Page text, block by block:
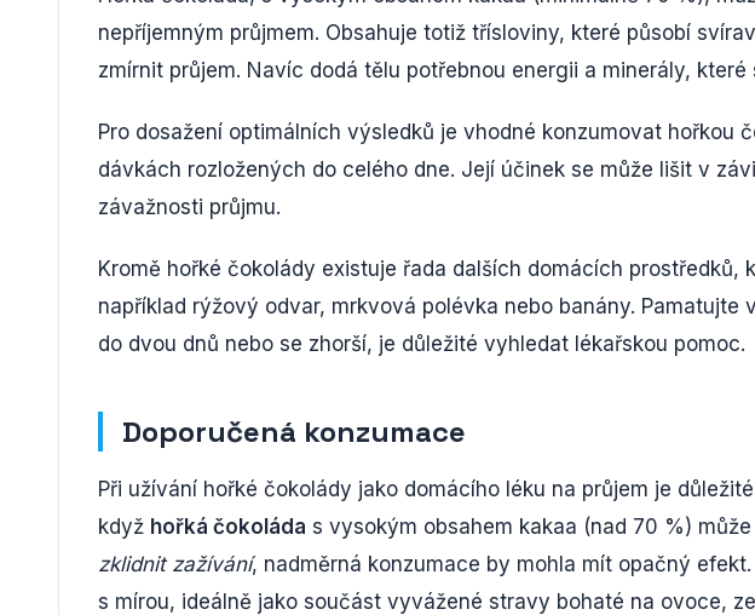
nepříjemným průjmem. Obsahuje totiž třísloviny, které působí
zmírnit průjem. Navíc dodá tělu potřebnou energii a minerály,
Pro dosažení optimálních výsledků je vhodné konzumovat hořkou
dávkách rozložených do celého dne. Její účinek se může lišit v
závažnosti průjmu.
Kromě hořké čokolády existuje řada dalších domácích prostředků,
například rýžový odvar, mrkvová polévka nebo banány. Pamatujte
do dvou dnů nebo se zhorší, je důležité vyhledat lékařskou pomoc.
Doporučená konzumace
Při užívání hořké čokolády jako domácího léku na průjem je
když hořká čokoláda s vysokým obsahem kakaa (nad 70 %)
zklidnit zažívání, nadměrná konzumace by mohla mít opačný
s mírou, ideálně jako součást vyvážené stravy bohaté na ovoce,